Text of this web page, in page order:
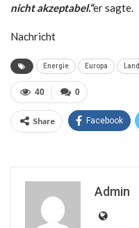
nicht akzeptabel.“er sagte.
Nachricht
Energie Europa Land
0
40
Share Facebook
Admin